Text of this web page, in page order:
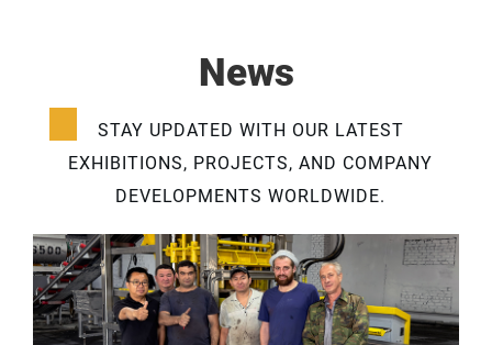
News
STAY UPDATED WITH OUR LATEST
EXHIBITIONS, PROJECTS, AND COMPANY
DEVELOPMENTS WORLDWIDE.